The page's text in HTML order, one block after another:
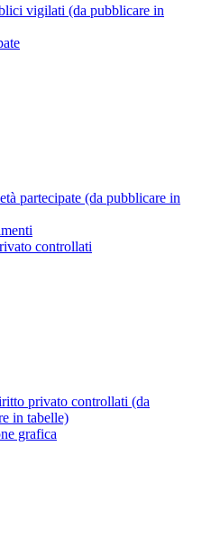
vigilati (da pubblicare in
partecipate (da pubblicare in
controllati
privato controllati (da
in tabelle)
grafica